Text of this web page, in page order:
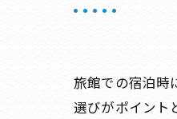
旅館での宿泊時
選びがポイント